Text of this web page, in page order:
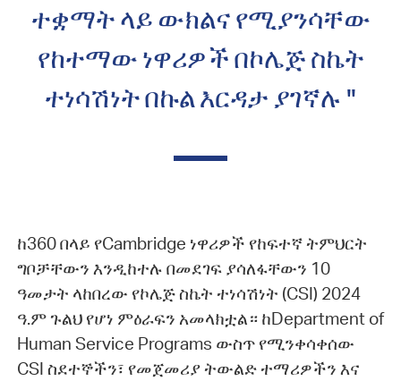
ተቋማት ላይ ውክልና የሚያንሳቸው
የከተማው ነዋሪዎች በኮሌጅ ስኬት
ተነሳሽነት በኩል እርዳታ ያገኛሉ "
ከ360 በላይ የCambridge ነዋሪዎች የከፍተኛ ትምህርት
ግቦቻቸውን እንዲከተሉ በመደገፍ ያሳለፋቸውን 10
ዓመታት ላከበረው የኮሌጅ ስኬት ተነሳሽነት (CSI) 2024
ዓ.ም ጉልህ የሆነ ምዕራፍን አመላክቷል። ከDepartment of
Human Service Programs ውስጥ የሚንቀሳቀሰው
CSI ስደተኞችን፣ የመጀመሪያ ትውልድ ተማሪዎችን እና